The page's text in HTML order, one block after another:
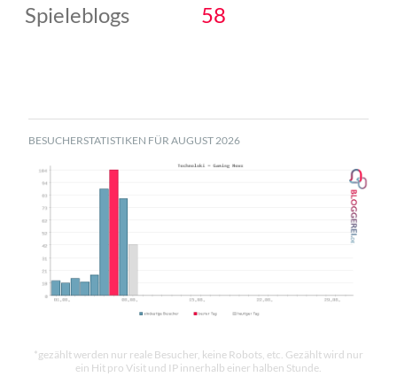
Spieleblogs 58
BESUCHERSTATISTIKEN FÜR AUGUST 2026
*gezählt werden nur reale Besucher, keine Robots, etc. Gezählt wird nur
ein Hit pro Visit und IP innerhalb einer halben Stunde.